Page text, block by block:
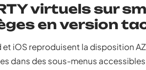
virtuels sur
en version
et iOS reproduisent la disposition
dans des sous-menus